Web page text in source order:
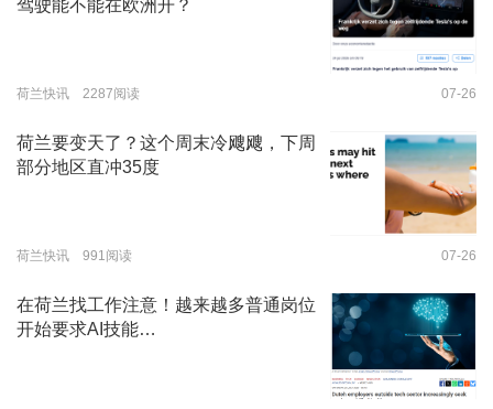
驾驶能不能在欧洲开？
荷兰快讯 2287阅读 07-26
荷兰要变天了？这个周末冷飕飕，下周
部分地区直冲35度
荷兰快讯 991阅读 07-26
在荷兰找工作注意！越来越多普通岗位
开始要求AI技能…